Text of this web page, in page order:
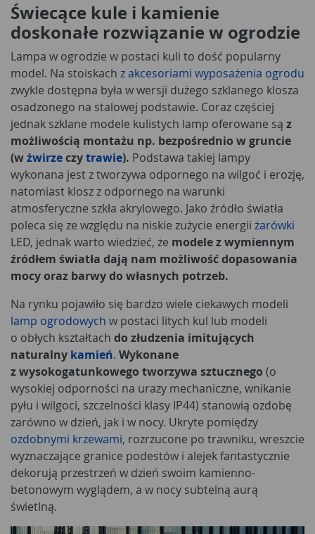
Świecące kule i kamienie
doskonałe rozwiązanie w ogrodzie
Lampa w ogrodzie w postaci kuli to dość popularny
model. Na stoiskach z akcesoriami wyposażenia ogrodu
zwykle dostępna była w wersji dużego szklanego klosza
osadzonego na stalowej podstawie. Coraz częściej
jednak szklane modele kulistych lamp oferowane są z
możliwością montażu np. bezpośrednio w gruncie
(wżwirzeczytrawie). Podstawa takiej lampy
wykonana jest z tworzywa odpornego na wilgoć i erozję,
natomiast klosz z odpornego na warunki
atmosferyczne szkła akrylowego. Jako źródło światła
poleca się ze względu na niskie zużycie energii żarówki
LED, jednak warto wiedzieć, że modele z wymiennym
źródłem światła dają nam możliwość dopasowania
mocy oraz barwy do własnych potrzeb.
Na rynku pojawiło się bardzo wiele ciekawych modeli
lamp ogrodowych w postaci litych kul lub modeli
o obłych kształtach do złudzenia imitujących
naturalny kamień. Wykonane
z wysokogatunkowego tworzywa sztucznego (o
wysokiej odporności na urazy mechaniczne, wnikanie
pyłu i wilgoci, szczelności klasy IP44) stanowią ozdobę
zarówno w dzień, jak i w nocy. Ukryte pomiędzy
ozdobnymi krzewami, rozrzucone po trawniku, wreszcie
wyznaczające granice podestów i alejek fantastycznie
dekorują przestrzeń w dzień swoim kamienno-
betonowym wyglądem, a w nocy subtelną aurą
świetlną.